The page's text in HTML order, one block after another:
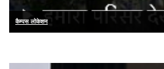
कैम्पस लोकेशन